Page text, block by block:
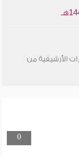
الأرشيفية من
0